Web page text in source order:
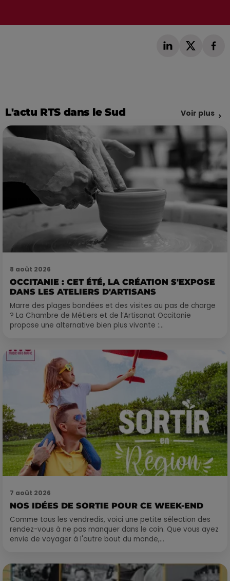
L'actu RTS dans le Sud Voir plus
8 août 2026
OCCITANIE : CET ÉTÉ, LA CRÉATION S'EXPOSE
DANS LES ATELIERS D'ARTISANS
Marre des plages bondées et des visites au pas de charge
? La Chambre de Métiers et de l’Artisanat Occitanie
propose une alternative bien plus vivante :...
7 août 2026
NOS IDÉES DE SORTIE POUR CE WEEK-END
Comme tous les vendredis, voici une petite sélection des
rendez-vous à ne pas manquer dans le coin. Que vous ayez
envie de voyager à l'autre bout du monde,...